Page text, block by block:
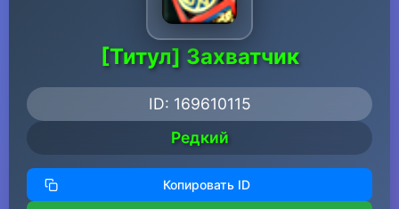
[Титул] Захватчик
ID: 169610115
Редкий
Копировать ID